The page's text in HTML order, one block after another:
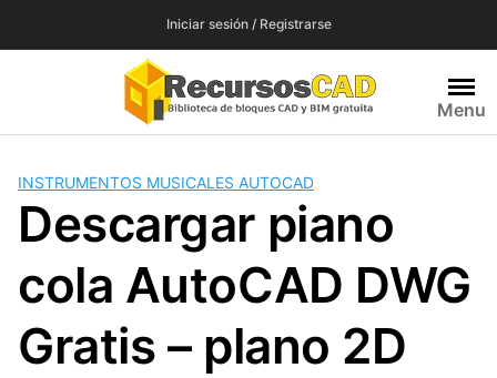
Iniciar sesión / Registrarse
Menu
INSTRUMENTOS MUSICALES AUTOCAD
Descargar piano
cola AutoCAD DWG
Gratis – plano 2D